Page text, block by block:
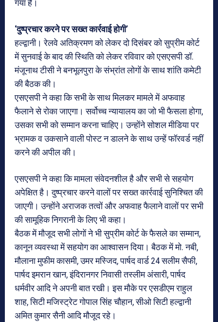
गया है।
‘दुष्प्रचार करने पर सख्त कार्रवाई होगी’
हल्द्वानी। रेलवे अतिक्रमण को लेकर दो दिसंबर को सुप्रीम कोर्ट
में सुनवाई के बाद की स्थिति को लेकर रविवार को एसएसपी डॉ.
मंजूनाथ टीसी ने बनभूलपुरा के संभ्रांत लोगों के साथ शांति कमेटी
की बैठक की।
एसएसपी ने कहा कि सभी के साथ मिलकर मामले में अफवाह
फैलाने से रोका जाएगा। सर्वोच्च न्यायालय का जो भी फैसला होगा,
उसका सभी को सम्मान करना चाहिए। उन्होंने सोशल मीडिया पर
भ्रामक व उकसाने वाली पोस्ट न डालने के साथ उन्हें फॉरवर्ड नहीं
करने की अपील की।
एसएसपी ने कहा कि मामला संवेदनशील है और सभी से सहयोग
अपेक्षित है। दुष्प्रचार करने वालों पर सख्त कार्रवाई सुनिश्चित की
जाएगी। उन्होंने अराजक तत्वों और अफवाह फैलाने वालों पर सभी
की सामूहिक निगरानी के लिए भी कहा।
बैठक में मौजूद सभी लोगों ने भी सुप्रीम कोर्ट के फैसले का सम्मान,
कानून व्यवस्था में सहयोग का आश्वासन दिया। बैठक में मो. नबी,
मौलाना मुफीम कासमी, उमर मस्जिद, पार्षद वार्ड 24 सलीम सैफी,
पार्षद इमरान खान, इंदिरानगर निवासी तस्लीम अंसारी, पार्षद
धर्मवीर आदि ने अपनी बात रखी। इस मौके पर एसडीएम राहुल
शाह, सिटी मजिस्ट्रेट गोपाल सिंह चौहान, सीओ सिटी हल्द्वानी
अमित कुमार सैनी आदि मौजूद रहे।